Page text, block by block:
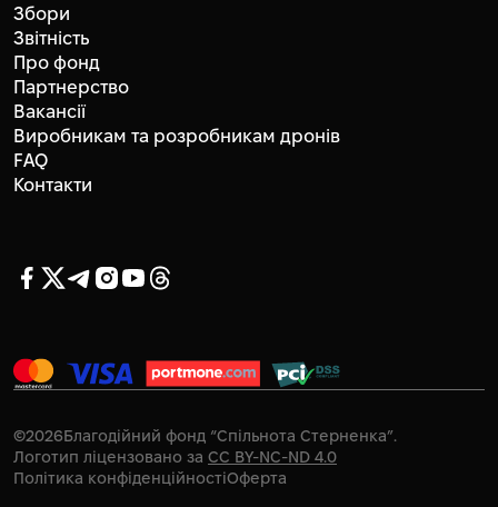
Збори
Звітність
Про фонд
Партнерство
Вакансії
Виробникам та розробникам дронів
FAQ
Контакти
©2026Благодійний фонд “Спільнота Стерненка”.
Логотип ліцензовано за CC BY-NC-ND 4.0
Політика конфіденційностіОферта